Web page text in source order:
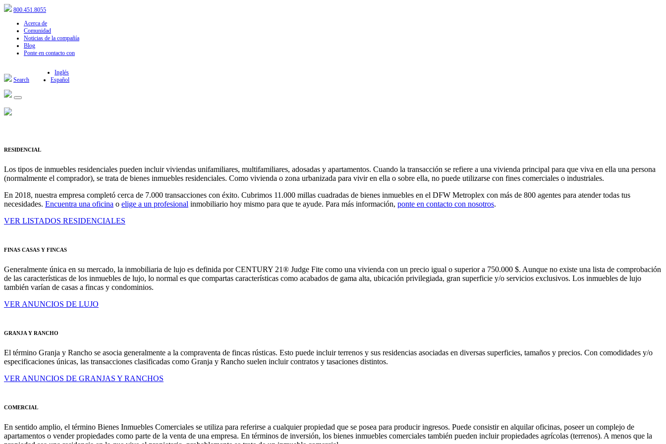
800.451.8055
Acerca de
Comunidad
Noticias de la compañía
Blog
Ponte en contacto con
Search
Inglés
Español
RESIDENCIAL
Los tipos de inmuebles residenciales pueden incluir viviendas unifamiliares, multifamiliares, adosadas y apartamentos. Cuando la transacción se refiere a una vivienda principal para que viva en ella una persona
(normalmente el comprador), se trata de bienes inmuebles residenciales. Como vivienda o zona urbanizada para vivir en ella o sobre ella, no puede utilizarse con fines comerciales o industriales.
En 2018, nuestra empresa completó cerca de 7.000 transacciones con éxito. Cubrimos 11.000 millas cuadradas de bienes inmuebles en el DFW Metroplex con más de 800 agentes para atender todas tus
necesidades. Encuentra una oficina o elige a un profesional inmobiliario hoy mismo para que te ayude. Para más información, ponte en contacto con nosotros.
VER LISTADOS RESIDENCIALES
FINAS CASAS Y FINCAS
Generalmente única en su mercado, la inmobiliaria de lujo es definida por CENTURY 21® Judge Fite como una vivienda con un precio igual o superior a 750.000 $. Aunque no existe una lista de comprobación
de las características de los inmuebles de lujo, lo normal es que compartas características como acabados de gama alta, ubicación privilegiada, gran superficie y/o servicios exclusivos. Los inmuebles de lujo
también varían de casas a fincas y condominios.
VER ANUNCIOS DE LUJO
GRANJA Y RANCHO
El término Granja y Rancho se asocia generalmente a la compraventa de fincas rústicas. Esto puede incluir terrenos y sus residencias asociadas en diversas superficies, tamaños y precios. Con comodidades y/o
especificaciones únicas, las transacciones clasificadas como Granja y Rancho suelen incluir contratos y tasaciones distintos.
VER ANUNCIOS DE GRANJAS Y RANCHOS
COMERCIAL
En sentido amplio, el término Bienes Inmuebles Comerciales se utiliza para referirse a cualquier propiedad que se posea para producir ingresos. Puede consistir en alquilar oficinas, poseer un complejo de
apartamentos o vender propiedades como parte de la venta de una empresa. En términos de inversión, los bienes inmuebles comerciales también pueden incluir propiedades agrícolas (terrenos). A menos que la